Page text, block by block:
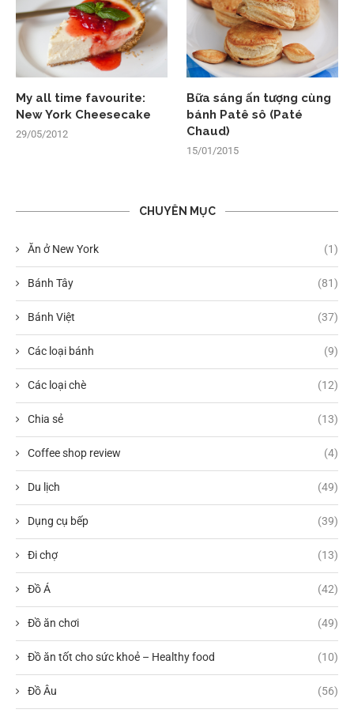
My all time favourite:
New York Cheesecake
29/05/2012
Bữa sáng ấn tượng cùng
bánh Patê sô (Paté
Chaud)
15/01/2015
CHUYÊN MỤC
Ăn ở New York (1)
Bánh Tây (81)
Bánh Việt (37)
Các loại bánh (9)
Các loại chè (12)
Chia sẻ (13)
Coffee shop review (4)
Du lịch (49)
Dụng cụ bếp (39)
Đi chợ (13)
Đồ Á (42)
Đồ ăn chơi (49)
Đồ ăn tốt cho sức khoẻ – Healthy food (10)
Đồ Âu (56)